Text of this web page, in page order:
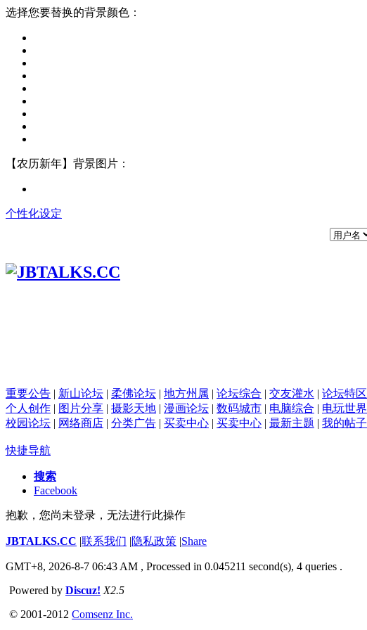
选择您要替换的背景颜色：
【农历新年】背景图片：
个性化设定
重要公告 | 新山论坛 | 柔佛论坛 | 地方州属 | 论坛综合 | 交友灌水 | 论坛特区
个人创作 | 图片分享 | 摄影天地 | 漫画论坛 | 数码城市 | 电脑综合 | 电玩世界
校园论坛 | 网络商店 | 分类广告 | 买卖中心 | 买卖中心 | 最新主题 | 我的帖子
快捷导航
搜索
Facebook
抱歉，您尚未登录，无法进行此操作
JBTALKS.CC |联系我们 |隐私政策 |Share
GMT+8, 2026-8-7 06:43 AM , Processed in 0.045211 second(s), 4 queries .
Powered by Discuz! X2.5
© 2001-2012 Comsenz Inc.